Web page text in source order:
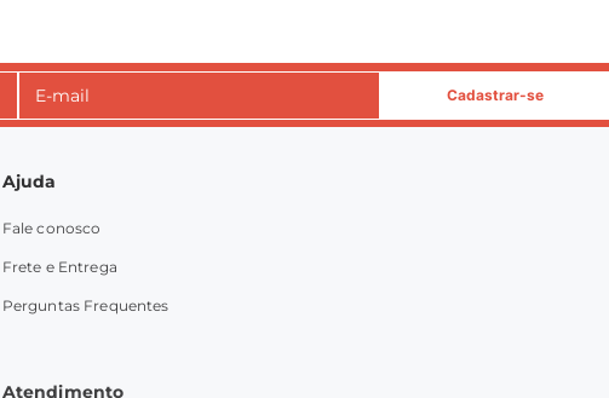
Cadastrar-se
Ajuda
Fale conosco
Frete e Entrega
Perguntas Frequentes
Atendimento